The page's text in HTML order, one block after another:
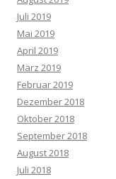
Juli 2019
Mai 2019
April 2019
März 2019
Februar 2019
Dezember 2018
Oktober 2018
September 2018
August 2018
Juli 2018